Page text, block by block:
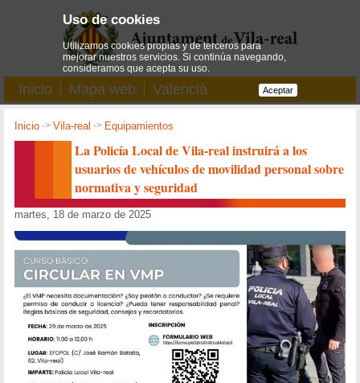
Inicio Mapa web Valencià
Inicio ->Vila-real -> Equipamientos
La Policía Local de Vila-real instruirá a los
usuarios de vehículos de movilidad personal sobre
normativa y seguridad
martes, 18 de marzo de 2025
Uso de cookies
Utilizamos cookies propias y de terceros para
mejorar nuestros servicios. Si continúa navegando,
consideramos que acepta su uso.
Aceptar